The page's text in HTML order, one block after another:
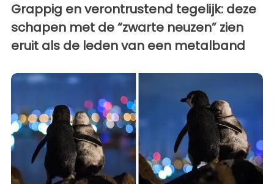
Grappig en verontrustend tegelijk: deze
schapen met de “zwarte neuzen” zien
eruit als de leden van een metalband